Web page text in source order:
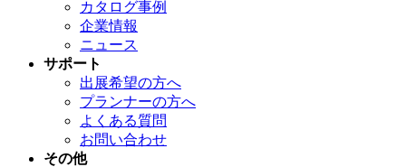
カタログ事例
企業情報
ニュース
サポート
出展希望の方へ
プランナーの方へ
よくある質問
お問い合わせ
その他